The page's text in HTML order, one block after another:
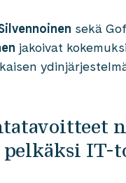
sekä
jakoivat
pelkäksi IT-